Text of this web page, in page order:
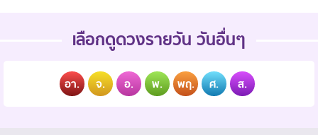
เลือกดูดวงรายวัน วันอื่นๆ
อา. จ. อ. พ. พฤ. ศ. ส.